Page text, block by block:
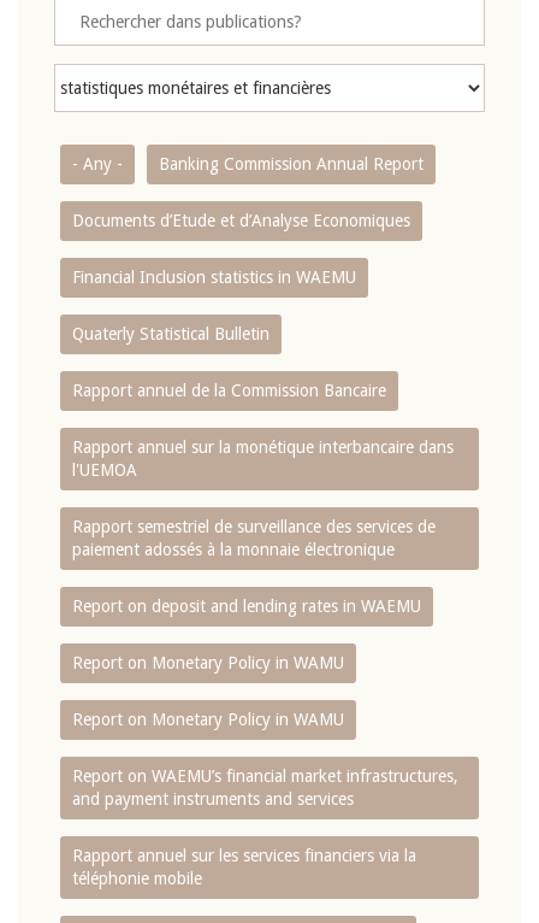
- Any - Banking Commission Annual Report
Documents d’Etude et d’Analyse Economiques
Financial Inclusion statistics in WAEMU
Quaterly Statistical Bulletin
Rapport annuel de la Commission Bancaire
Rapport annuel sur la monétique interbancaire dans
l'UEMOA
Rapport semestriel de surveillance des services de
paiement adossés à la monnaie électronique
Report on deposit and lending rates in WAEMU
Report on Monetary Policy in WAMU
Report on Monetary Policy in WAMU
Report on WAEMU’s financial market infrastructures,
and payment instruments and services
Rapport annuel sur les services financiers via la
téléphonie mobile